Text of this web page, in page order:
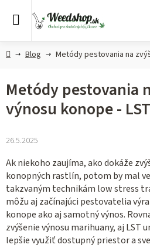
Domov
Blog Metódy pestovania na
Metódy pestovania
výnosu konope - LST
26.5.2025
Ak niekoho zaujíma, ako dokáže
konopných rastlín, potom by mal
takzvaným technikám low stress
môžu aj začínajúci pestovatelia
konope ako aj samotný výnos.
zvýšenie výnosu marihuany, aj LST
lepšie využiť dostupný priestor a